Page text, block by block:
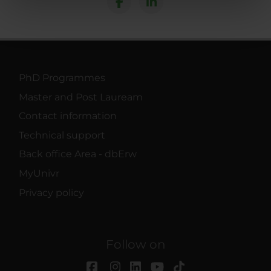
nostri partner che si occupano di analisi dei dati web,
PhD Programmes
Master and Post Lauream
Contact information
Technical support
Back office Area - dbErw
MyUnivr
Privacy policy
Follow on